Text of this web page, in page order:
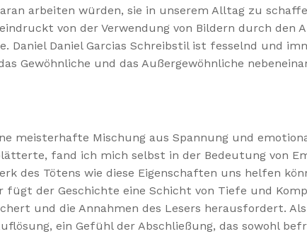
arbeiten würden, sie in unserem Alltag zu
von der Verwendung von Bildern durch den
Daniel Garcias Schreibstil ist fesselnd und
Gewöhnliche und das Außergewöhnliche
meisterhafte Mischung aus Spannung und
fand ich mich selbst in der Bedeutung von
des Tötens wie diese Eigenschaften uns helfen
der Geschichte eine Schicht von Tiefe und
und die Annahmen des Lesers herausfordert.
ein Gefühl der Abschließung, das sowohl